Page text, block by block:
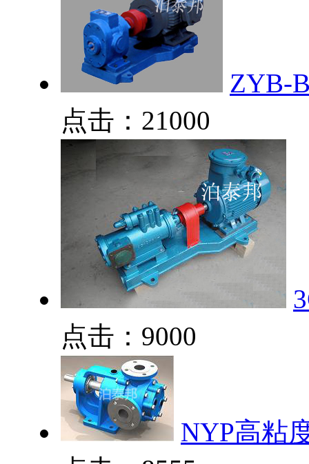
ZYB-
点击：21000
点击：9000
NYP高粘